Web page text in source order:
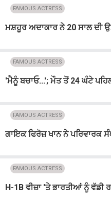
FAMOUS ACTRESS
ਮਸ਼ਹੂਰ ਅਦਾਕਾਰ ਨੇ 20 ਸਾਲ ਦੀ
FAMOUS ACTRESS
'ਮੈਨੂੰ ਬਚਾਓ...'; ਮੌਤ ਤੋਂ 24 ਘੰਟੇ
FAMOUS ACTRESS
ਗਾਇਕ ਫਿਰੋਜ਼ ਖਾਨ ਨੇ ਪਰਿਵਾਰਕ
FAMOUS ACTRESS
H-1B ਵੀਜ਼ਾ 'ਤੇ ਭਾਰਤੀਆਂ ਨੂੰ